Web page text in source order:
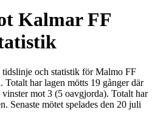
Kalmar FF
och statistik för Malmo FF
har lagen mötts 19 gånger där
mot 3 (5 oavgjorda). Totalt har
Senaste mötet spelades den 20 juli